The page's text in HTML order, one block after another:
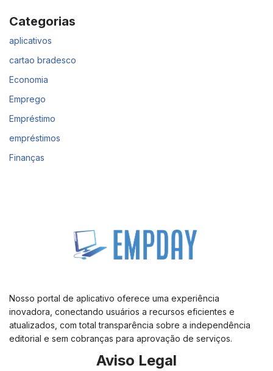
Categorias
aplicativos
cartao bradesco
Economia
Emprego
Empréstimo
empréstimos
Finanças
Nosso portal de aplicativo oferece uma experiência
inovadora, conectando usuários a recursos eficientes e
atualizados, com total transparência sobre a independência
editorial e sem cobranças para aprovação de serviços.
Aviso Legal